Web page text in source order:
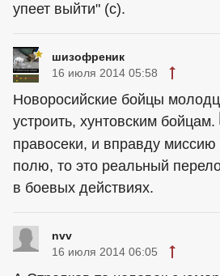
упеет выйти" (с).
шизофреник
16 июля 2014 05:58
Новоросийские бойцы
устроить, хунтовским бойцам.
правосеки, и вправду
полю, то это реальный
в боевых действиях.
nvv
16 июля 2014 06:05